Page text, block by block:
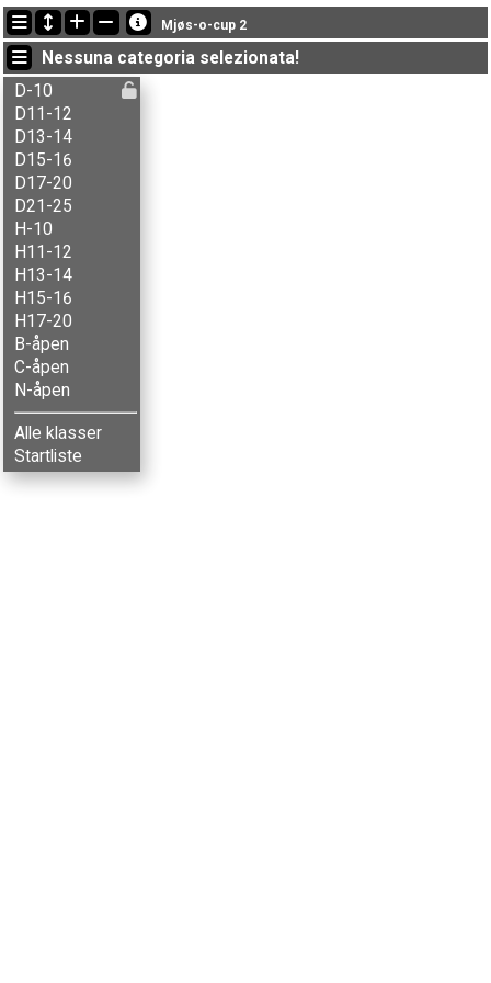
Ultimi aggiornamenti
19:27:14: Fridtjof Svenkerud (H-10) è arrivato con il tempo: 11:04 (4)
18:52:36: Agnes N. Storengen ( N-åpen) è arrivato with status finished
18:52:36: Aksel B. Carlson (H13-14) è arrivato con il tempo: 15:20 (3)
Mjøs-o-cup 2
Nessuna categoria selezionata!
D-10
D11-12
D13-14
D15-16
D17-20
D21-25
H-10
H11-12
H13-14
H15-16
H17-20
B-åpen
C-åpen
N-åpen
Alle klasser
Startliste